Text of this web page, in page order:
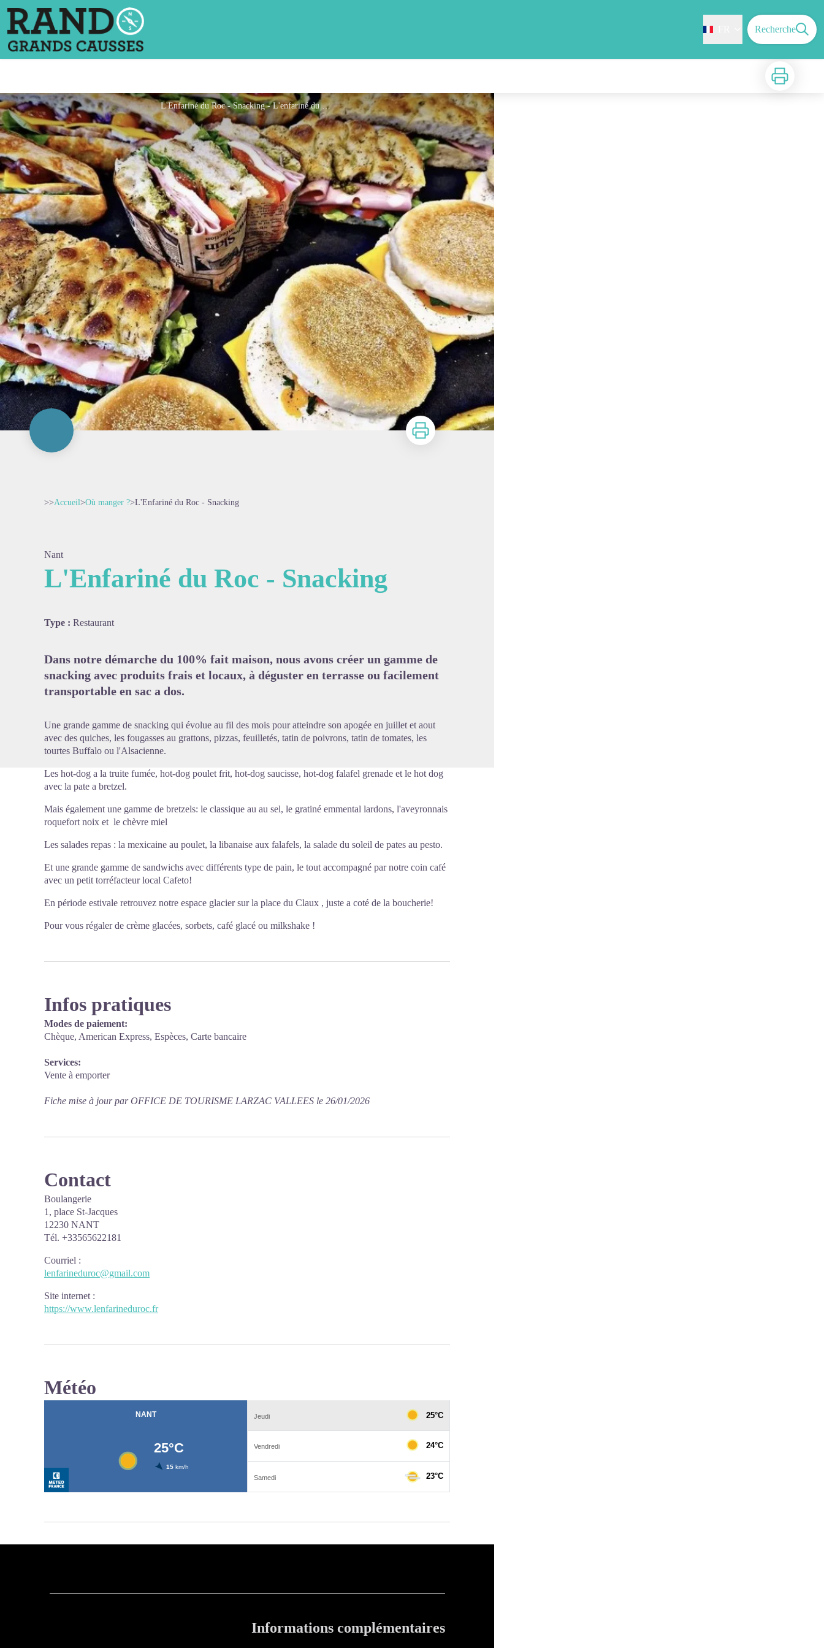
Recherche
Imprimer
L'Enfariné du Roc - Snacking - L'enfariné du Roc
Imprimer
>>Accueil>Où manger ?>L'Enfariné du Roc - Snacking
Nant
L'Enfariné du Roc - Snacking
Type : Restaurant
Dans notre démarche du 100% fait maison, nous avons créer un gamme de
snacking avec produits frais et locaux, à déguster en terrasse ou facilement
transportable en sac a dos.
Une grande gamme de snacking qui évolue au fil des mois pour atteindre son apogée en juillet et aout
avec des quiches, les fougasses au grattons, pizzas, feuilletés, tatin de poivrons, tatin de tomates, les
tourtes Buffalo ou l'Alsacienne.
Les hot-dog a la truite fumée, hot-dog poulet frit, hot-dog saucisse, hot-dog falafel grenade et le hot dog
avec la pate a bretzel.
Mais également une gamme de bretzels: le classique au au sel, le gratiné emmental lardons, l'aveyronnais
roquefort noix et le chèvre miel
Les salades repas : la mexicaine au poulet, la libanaise aux falafels, la salade du soleil de pates au pesto.
Et une grande gamme de sandwichs avec différents type de pain, le tout accompagné par notre coin café
avec un petit torréfacteur local Cafeto!
En période estivale retrouvez notre espace glacier sur la place du Claux , juste a coté de la boucherie!
Pour vous régaler de crème glacées, sorbets, café glacé ou milkshake !
Infos pratiques
Modes de paiement:
Chèque, American Express, Espèces, Carte bancaire
Services:
Vente à emporter
Fiche mise à jour par OFFICE DE TOURISME LARZAC VALLEES le 26/01/2026
Contact
Boulangerie
1, place St-Jacques
12230 NANT
Tél. +33565622181
Courriel :
lenfarineduroc@gmail.com
Site internet :
https://www.lenfarineduroc.fr
Météo
Informations complémentaires